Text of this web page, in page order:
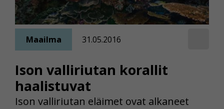
Ison valliriutan korallit
haalistuvat
Maailma 31.05.2016
Ison valliriutan eläimet ovat alkaneet